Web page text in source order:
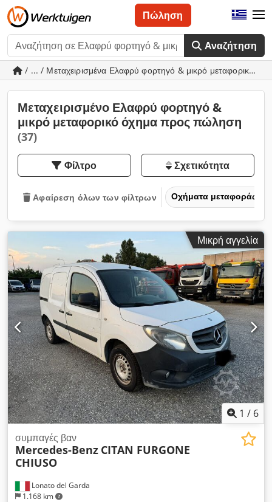
Αναζήτηση
Πώληση
/ ... / Μεταχειρισμένα Ελαφρύ φορτηγό & μικρό μεταφορικό
Μεταχειρισμένο Ελαφρύ φορτηγό &
μικρό μεταφορικό όχημα προς πώληση
(37)
Φίλτρο Σχετικότητα
Αφαίρεση όλων των φίλτρων Οχήματα μεταφοράς
Μικρή αγγελία
1 / 6
Lonato del Garda
1.168 km
συμπαγές βαν
Mercedes-Benz CITAN FURGONE
CHIUSO